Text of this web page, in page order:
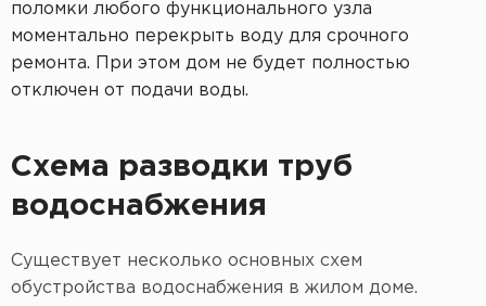
поломки любого функционального узла
моментально перекрыть воду для срочного
ремонта. При этом дом не будет полностью
отключен от подачи воды.
Схема разводки труб
водоснабжения
Существует несколько основных схем
обустройства водоснабжения в жилом доме.